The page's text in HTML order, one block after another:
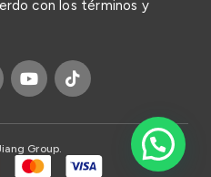
con los términos y
Group.